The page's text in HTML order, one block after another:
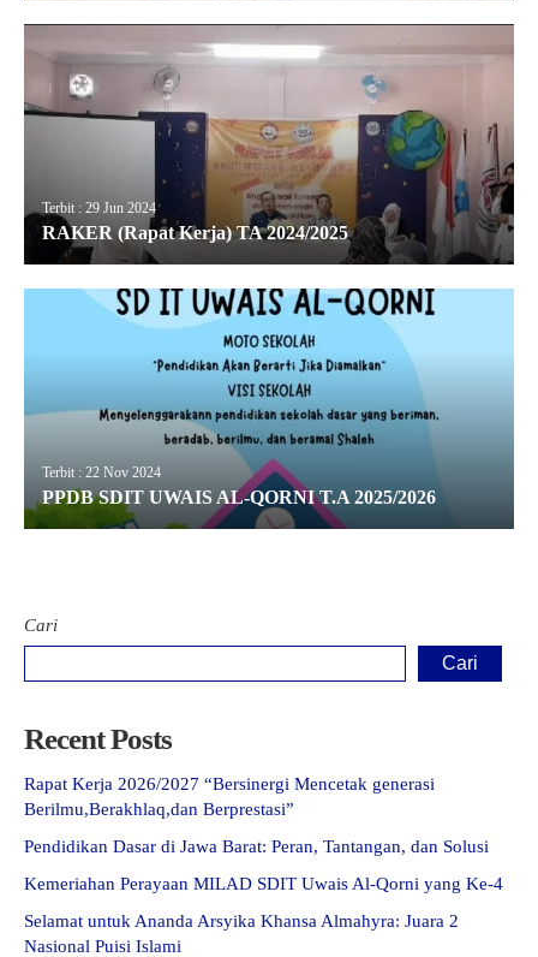
Terbit : 29 Jun 2024
RAKER (Rapat Kerja) TA 2024/2025
Terbit : 22 Nov 2024
PPDB SDIT UWAIS AL-QORNI T.A 2025/2026
Cari
Cari
Recent Posts
Rapat Kerja 2026/2027 “Bersinergi Mencetak generasi
Berilmu,Berakhlaq,dan Berprestasi”
Pendidikan Dasar di Jawa Barat: Peran, Tantangan, dan Solusi
Kemeriahan Perayaan MILAD SDIT Uwais Al-Qorni yang Ke-4
Selamat untuk Ananda Arsyika Khansa Almahyra: Juara 2
Nasional Puisi Islami